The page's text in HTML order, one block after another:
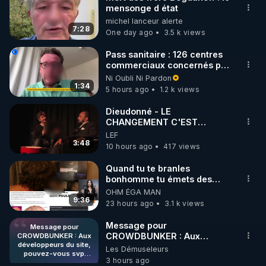
🌱 INSTAGRAM
https://www.instagram.com/rdlr_thierrycasasnovas/
http://rgnr.li/instagram
🌱 LA NEWSLETTER
Pour ne pas rater l’actualité RGNR (stages,
http://rgnr.li/news
🌱 VIDÉOS NON CENSURÉES SUR ODYSEE
Toutes les vidéos Youtube sont aussi sur la
http://rgnr.li/odysee
🌱 LES STAGES EN PRÉSENTIEL
http://rgnr.li/stages
7:28
mensonge d état
michel lanceur alerte
One day ago
3.5 k views
1:34
Pass sanitaire : 126 centres
commerciaux concernés par
l'obligation dans toute la
France
Ni Oubli Ni Pardon
5 hours ago
1.2 k views
3:48
Dieudonné - LE
CHANGEMENT C'EST
MAINTENANT
LEF
10 hours ago
417 views
9:36
Quand tu te branles
bonhomme tu émets des
ondes ils ont juste omis de
t'expliquer
OHM ÉGA MAN
23 hours ago
3.1 k views
Message pour
CROWDBUNKER : Aux
développeurs du site,
pouvez-vous svp
remettre la
Message pour
CROWDBUNKER : Aux
développeurs du site,
pouvez-vous svp remettre la
Les Démuseleurs
3 hours ago